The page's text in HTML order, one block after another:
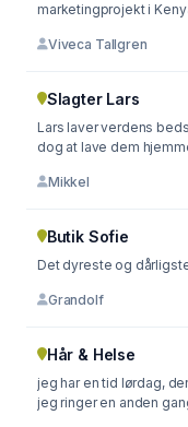
marketingprojekt i
Viveca Tallgren
Slagter Lars
Lars laver verdens
dog at lave dem
Mikkel
Butik Sofie
Det dyreste og
Grandolf
Hår & Helse
jeg har en tid lørdag,
jeg ringer en anden